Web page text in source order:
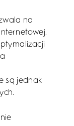
na
są jednak